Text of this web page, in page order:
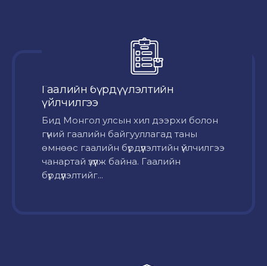
Гаалийн бүрдүүлэлтийн
үйлчилгээ
Бид Монгол улсын хил дээрхи болон
гүний гаалийн байгууллагад таны
өмнөөс гаалийн бүрдүүлэлтийн үйлчилгээ
чанартай үзүүлж байна. Гаалийн
бүрдүүлэлтийг...